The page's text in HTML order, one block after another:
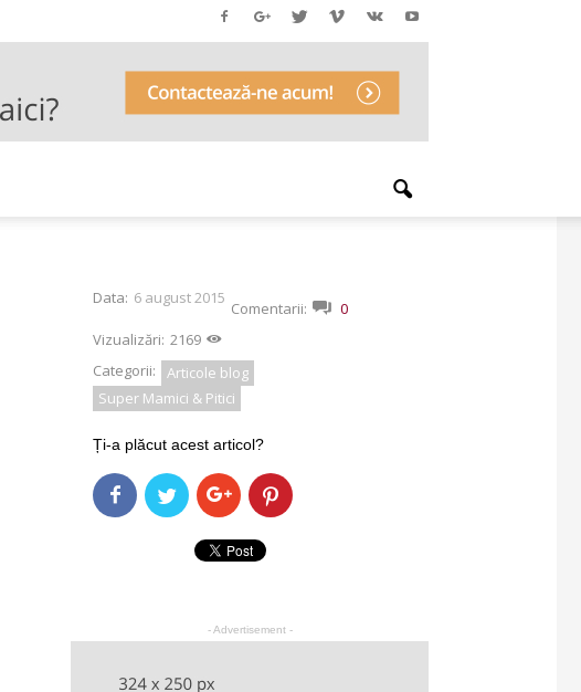
Data: 6 august 2015
Comentarii:
0
Vizualizări: 2169
Categorii:
Articole blog
Super Mamici & Pitici
Ți-a plăcut acest articol?
- Advertisement -